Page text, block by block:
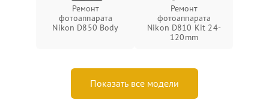
Ремонт
фотоаппарата
Nikon D850 Body
Ремонт
фотоаппарата
Nikon D810 Kit 24-
120mm
Показать все модели